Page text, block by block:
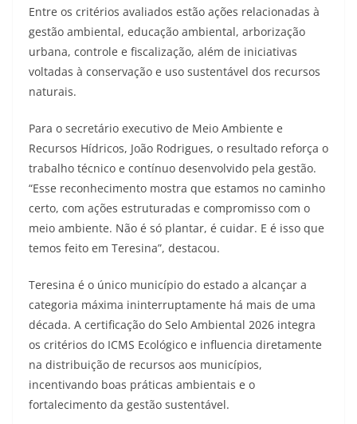
Entre os critérios avaliados estão ações relacionadas à
gestão ambiental, educação ambiental, arborização
urbana, controle e fiscalização, além de iniciativas
voltadas à conservação e uso sustentável dos recursos
naturais.
Para o secretário executivo de Meio Ambiente e
Recursos Hídricos, João Rodrigues, o resultado reforça o
trabalho técnico e contínuo desenvolvido pela gestão.
“Esse reconhecimento mostra que estamos no caminho
certo, com ações estruturadas e compromisso com o
meio ambiente. Não é só plantar, é cuidar. E é isso que
temos feito em Teresina”, destacou.
Teresina é o único município do estado a alcançar a
categoria máxima ininterruptamente há mais de uma
década. A certificação do Selo Ambiental 2026 integra
os critérios do ICMS Ecológico e influencia diretamente
na distribuição de recursos aos municípios,
incentivando boas práticas ambientais e o
fortalecimento da gestão sustentável.